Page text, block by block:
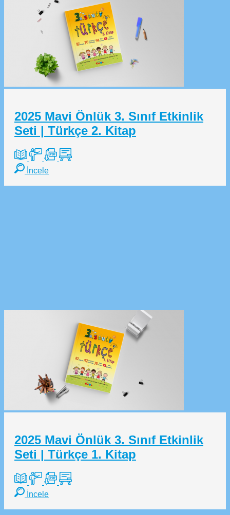
2025 Mavi Önlük 3. Sınıf Etkinlik
Seti | Türkçe 2. Kitap
İncele
2025 Mavi Önlük 3. Sınıf Etkinlik
Seti | Türkçe 1. Kitap
İncele